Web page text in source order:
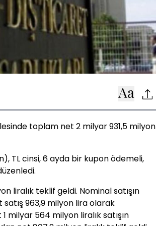
toplam net 2 milyar 931,5 milyon
TL cinsi, 6 ayda bir kupon ödemeli,
liralık teklif geldi. Nominal satışın
963,9 milyon lira olarak
milyar 564 milyon liralık satışın